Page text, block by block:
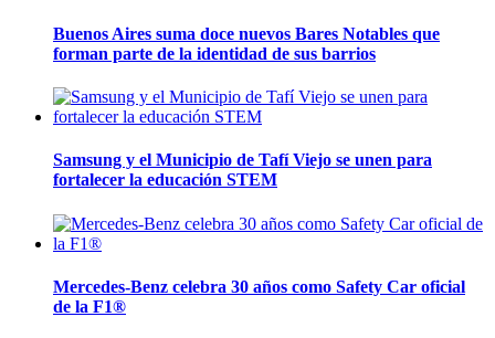
Buenos Aires suma doce nuevos Bares Notables que
forman parte de la identidad de sus barrios
Samsung y el Municipio de Tafí Viejo se unen para
fortalecer la educación STEM
Mercedes-Benz celebra 30 años como Safety Car oficial
de la F1®